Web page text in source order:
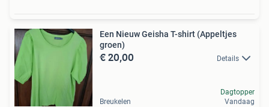
Een Nieuw Geisha T-shirt (Appeltjes
groen)
€ 20,00 Details
Breukelen
Dagtopper
Vandaag